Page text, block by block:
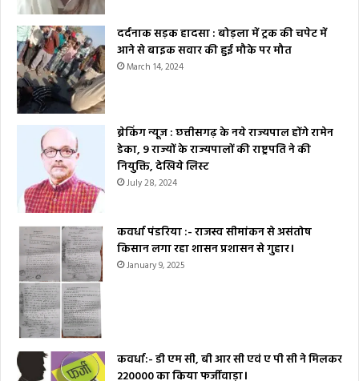
दर्दनाक सड़क हादसा : बोड़ला में ट्रक की चपेट में
आने से बाइक सवार की हुई मौके पर मौत
March 14, 2024
ब्रेकिंग न्यूज : छत्तीसगढ़ के नये राज्यपाल होंगे रामेन
डेका, 9 राज्यों के राज्यपालों की राष्ट्रपति ने की
नियुक्ति, देखिये लिस्ट
July 28, 2024
कवर्धा पंडरिया :- राजस्व सीमांकन से असंतोष
किसान लगा रहा शासन प्रशासन से गुहार।
January 9, 2025
कवर्धा:- डी एम सी, बी आर सी एवं ए पी सी ने मिलकर
₹220000 का किया फर्जीवाड़ा।